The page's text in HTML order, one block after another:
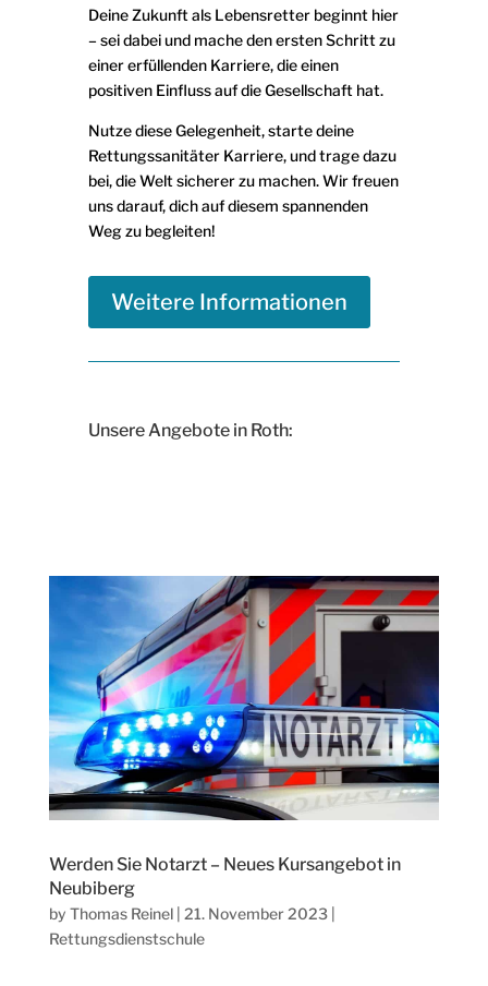
Deine Zukunft als Lebensretter beginnt hier
– sei dabei und mache den ersten Schritt zu
einer erfüllenden Karriere, die einen
positiven Einfluss auf die Gesellschaft hat.
Nutze diese Gelegenheit, starte deine
Rettungssanitäter Karriere, und trage dazu
bei, die Welt sicherer zu machen. Wir freuen
uns darauf, dich auf diesem spannenden
Weg zu begleiten!
Weitere Informationen
Unsere Angebote in Roth:
Werden Sie Notarzt – Neues Kursangebot in
Neubiberg
by Thomas Reinel| 21. November 2023|
Rettungsdienstschule